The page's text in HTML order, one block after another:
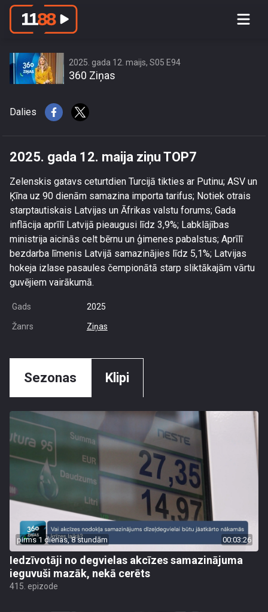
2025. gada 12. maijs, S05 E94
360 Ziņas
Dalies
2025. gada 12. maija ziņu TOP7
Zelenskis gatavs ceturtdien Turcijā tikties ar Putinu; ASV un
Ķīna uz 90 dienām samazina importa tarifus; Notiek otrais
starptautiskais Latvijas un Āfrikas valstu forums; Gada
inflācija aprīlī Latvijā pieaugusi līdz 3,9%; Labklājības
ministrija aicinās celt bērnu un ģimenes pabalstus; Aprīlī
bezdarba līmenis Latvijā samazinājies līdz 5,1%; Latvijas
hokeja izlase pasaules čempionātā starp sliktākajām vārtu
guvējiem vairākumā.
Gads 2025
Žanrs Ziņas
Sezonas Klipi
pirms 1 dienas, 8 stundām 00:03:26
Iedzīvotāji no degvielas akcīzes samazinājuma
ieguvuši mazāk, nekā cerēts
415. epizode